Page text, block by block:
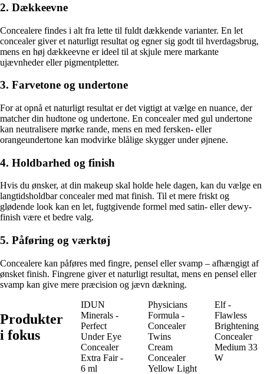
2. Dækkeevne
Concealere findes i alt fra lette til fuldt dækkende varianter. En let
concealer giver et naturligt resultat og egner sig godt til hverdagsbrug,
mens en høj dækkeevne er ideel til at skjule mere markante
ujævnheder eller pigmentpletter.
3. Farvetone og undertone
For at opnå et naturligt resultat er det vigtigt at vælge en nuance, der
matcher din hudtone og undertone. En concealer med gul undertone
kan neutralisere mørke rande, mens en med fersken- eller
orangeundertone kan modvirke blålige skygger under øjnene.
4. Holdbarhed og finish
Hvis du ønsker, at din makeup skal holde hele dagen, kan du vælge en
langtidsholdbar concealer med mat finish. Til et mere friskt og
glødende look kan en let, fugtgivende formel med satin- eller dewy-
finish være et bedre valg.
5. Påføring og værktøj
Concealere kan påføres med fingre, pensel eller svamp – afhængigt af
ønsket finish. Fingrene giver et naturligt resultat, mens en pensel eller
svamp kan give mere præcision og jævn dækning.
Produkter
i fokus
IDUN
Minerals -
Perfect
Under Eye
Concealer
Extra Fair -
6 ml
Physicians
Formula -
Concealer
Twins
Cream
Concealer
Yellow Light
Elf -
Flawless
Brightening
Concealer
Medium 33
W